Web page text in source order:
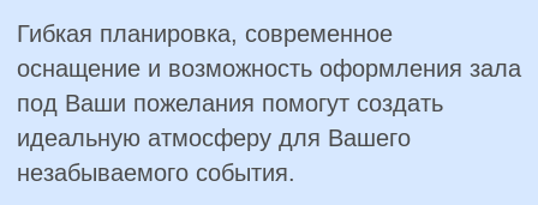
Смахните для
просмотра галереи